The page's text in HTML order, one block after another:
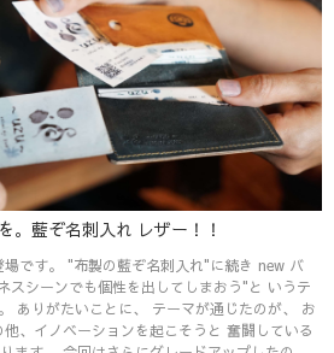
。藍ぞ名刺入れ レザー！！
"に続き new バ
スシーンでも個性を出してしまおう"と いうテ
ありがたいことに、 テーマが通じたのが、 お
、イノベーションを起こそうと 奮闘している